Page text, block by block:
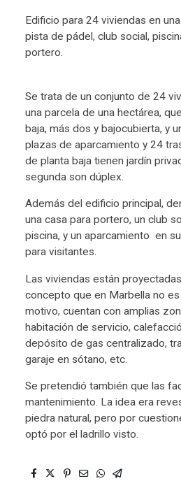
Edificio para 24 viviendas en
pista de pádel, club social,
portero.
Se trata de un conjunto de 24
una parcela de una hectárea,
baja, más dos y bajocubierta, y
plazas de aparcamiento y 24
de planta baja tienen jardín
segunda son dúplex.
Además del edificio principal,
una casa para portero, un club
piscina, y un aparcamiento en
para visitantes.
Las viviendas están
concepto que en Marbella no
motivo, cuentan con amplias
habitación de servicio,
depósito de gas centralizado,
garaje en sótano, etc.
Se pretendió también que las
mantenimiento. La idea era
piedra natural, pero por
optó por el ladrillo visto.